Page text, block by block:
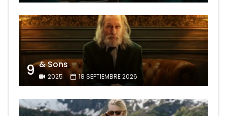
9 & Sons
2025 18 SEPTIEMBRE 2026